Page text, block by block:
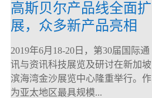
高斯贝尔产品线全面扩
展，众多新产品亮相
CommunicAsia 2019
2019年6月18-20日，第30届国际通
讯与资讯科技展览及研讨在新加坡
滨海湾金沙展览中心隆重举行。作
为亚太地区最具规模...